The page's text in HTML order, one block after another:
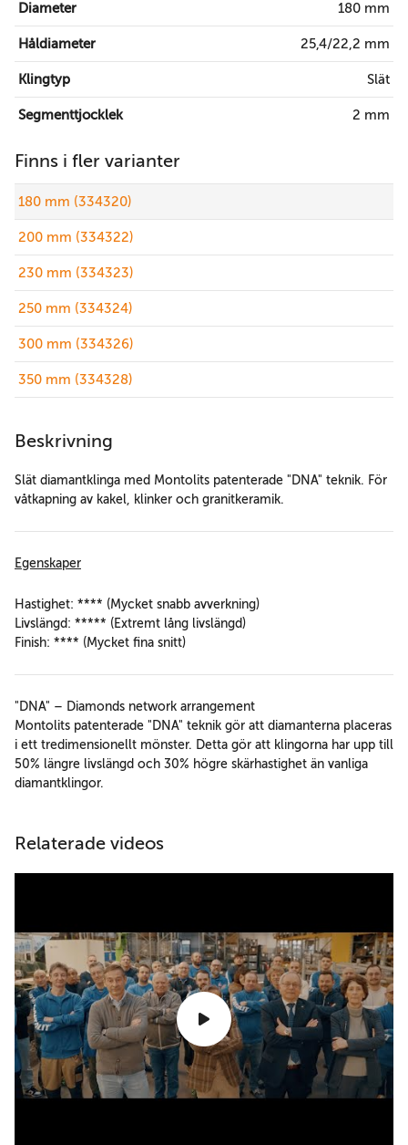
Diameter 180 mm
Håldiameter 25,4/22,2 mm
Klingtyp Slät
Segmenttjocklek 2 mm
Finns i fler varianter
180 mm (334320)
200 mm (334322)
230 mm (334323)
250 mm (334324)
300 mm (334326)
350 mm (334328)
Beskrivning
Slät diamantklinga med Montolits patenterade "DNA" teknik. För
våtkapning av kakel, klinker och granitkeramik.
Egenskaper
Hastighet: **** (Mycket snabb avverkning)
Livslängd: ***** (Extremt lång livslängd)
Finish: **** (Mycket fina snitt)
"DNA" – Diamonds network arrangement
Montolits patenterade "DNA" teknik gör att diamanterna placeras
i ett tredimensionellt mönster. Detta gör att klingorna har upp till
50% längre livslängd och 30% högre skärhastighet än vanliga
diamantklingor.
Relaterade videos